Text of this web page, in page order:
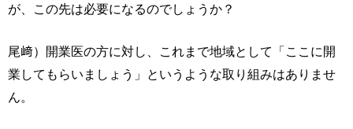
が、この先は必要になるのでしょうか？
尾﨑）開業医の方に対し、これまで地域として「ここに開
業してもらいましょう」というような取り組みはありませ
ん。